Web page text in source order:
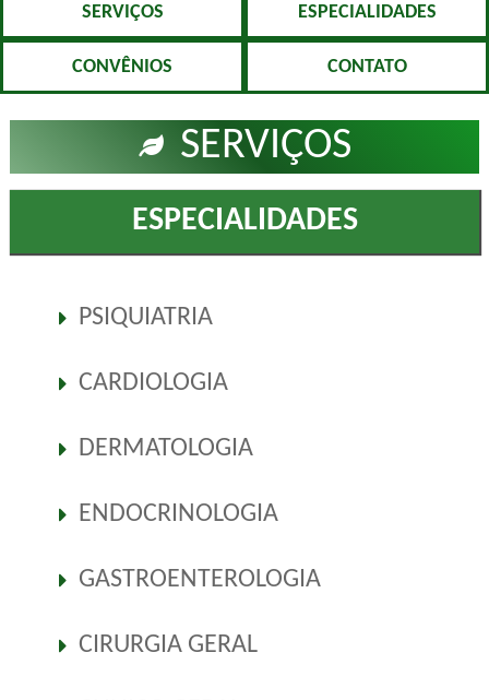
SERVIÇOS ESPECIALIDADES
CONVÊNIOS CONTATO
SERVIÇOS
ESPECIALIDADES
PSIQUIATRIA
CARDIOLOGIA
DERMATOLOGIA
ENDOCRINOLOGIA
GASTROENTEROLOGIA
CIRURGIA GERAL